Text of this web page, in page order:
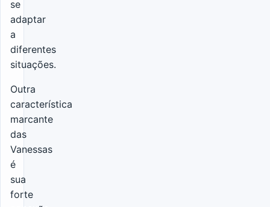
se
adaptar
a
diferentes
situações.
Outra
característica
marcante
das
Vanessas
é
sua
forte